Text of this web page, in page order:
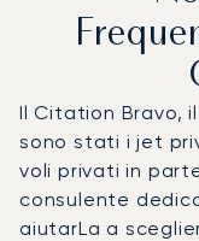
Il Citation Bravo,
sono stati i jet
voli privati in
consulente
aiutarLa a